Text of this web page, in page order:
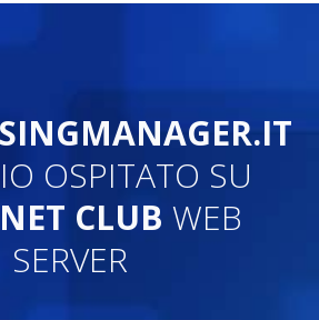
OSPITATO SU
CLUB WEB
SERVER